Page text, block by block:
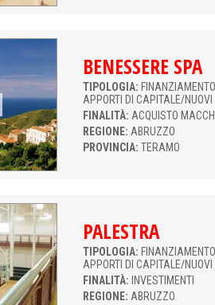
BENESSERE SPA
TIPOLOGIA:
APPORTI DI CAPITALE/NUOVI
FINALITÀ: ACQUISTO
REGIONE: ABRUZZO
PROVINCIA: TERAMO
PALESTRA
TIPOLOGIA:
APPORTI DI CAPITALE/NUOVI
FINALITÀ: INVESTIMENTI
REGIONE: ABRUZZO